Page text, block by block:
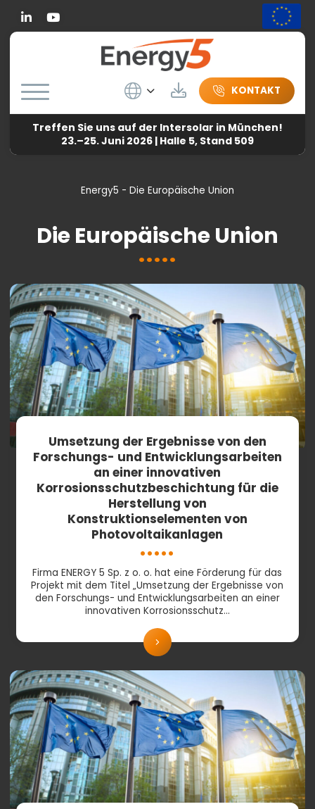
Wybierz język
Herunterladen
KONTAKT
Treffen Sie uns auf der Intersolar in München!
23.–25. Juni 2026 | Halle 5, Stand 509
Energy5 - Die Europäische Union
Die Europäische Union
Umsetzung der Ergebnisse von den
Forschungs- und Entwicklungsarbeiten
an einer innovativen
Korrosionsschutzbeschichtung für die
Herstellung von
Konstruktionselementen von
Photovoltaikanlagen
Firma ENERGY 5 Sp. z o. o. hat eine Förderung für das
Projekt mit dem Titel „Umsetzung der Ergebnisse von
den Forschungs- und Entwicklungsarbeiten an einer
innovativen Korrosionsschutz…